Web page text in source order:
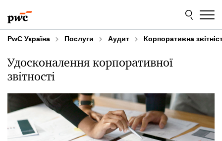
to
content
to
footer
PwC Україна Послуги Аудит Корпоративна
Удосконалення корпоративної
звітності